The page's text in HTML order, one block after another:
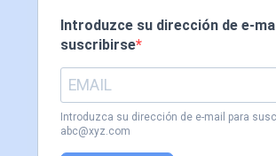
Introduzce su dirección de e-
suscribirse
Introduzca su dirección de e-mail para
abc@xyz.com